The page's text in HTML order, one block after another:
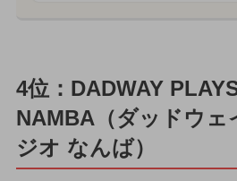
4位：DADWAY
NAMBA（ダッドウェ
ジオ なんば）